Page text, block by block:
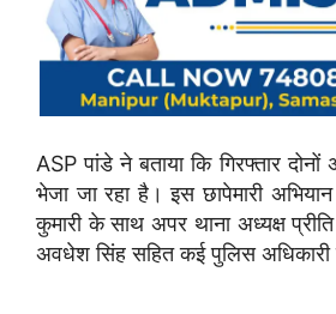
ASP पांडे ने बताया कि गिरफ्तार
भेजा जा रहा है। इस छापेमारी अभियान
कुमारी के साथ अपर थाना अध्यक्ष
अवधेश सिंह सहित कई पुलिस अधिकारी